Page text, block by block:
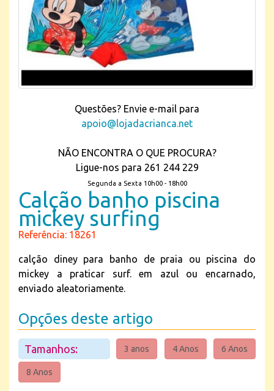
Questões? Envie e-mail para
apoio@lojadacrianca.net
NÃO ENCONTRA O QUE PROCURA?
Ligue-nos para 261 244 229
Segunda a Sexta 10h00 - 18h00
Calção banho piscina
mickey surfing
Referência: 18261
calção diney para banho de praia ou piscina do
mickey a praticar surf. em azul ou encarnado,
enviado aleatoriamente.
Opções deste artigo
Tamanhos: 3 anos 4 Anos 6 Anos
8 Anos